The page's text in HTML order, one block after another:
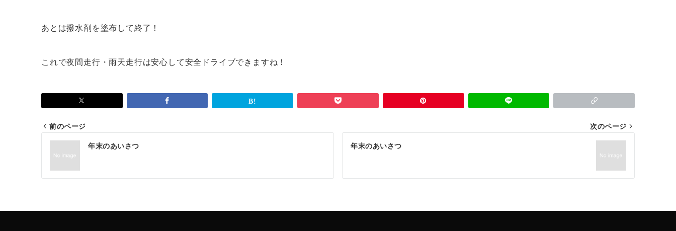
あとは撥水剤を塗布して終了！
これで夜間走行・雨天走行は安心して安全ドライブできますね！
投
ナ
ゲ
前のページ
年末のあいさつ
次のページ
年末のあいさつ